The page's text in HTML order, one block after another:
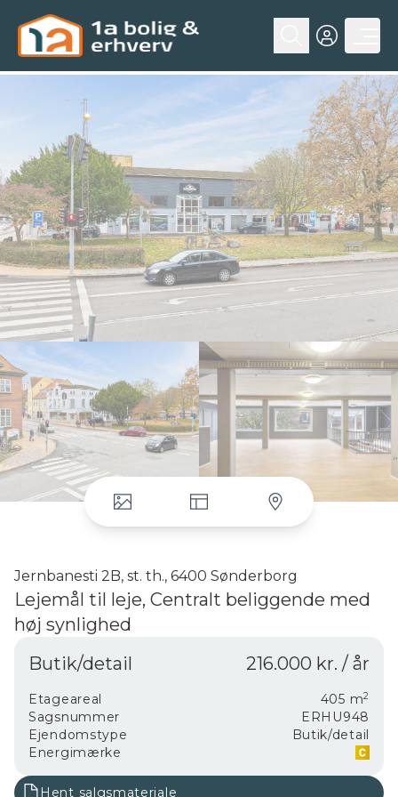
Jernbanesti 2B, st. th., 6400 Sønderborg
Lejemål til leje, Centralt beliggende med
høj synlighed
hjertet af byen, perfekt placeret ved et befærdet
fremragende synlighed, hvilket gør den ideel til både
detailhandel og kontorvirksomhed. Fronten er præget
af en smuk parklignende have, der ikke blot tilfører
charme til lokationen, men også skaber et
Butik/detail 216.000 kr. / år
Etageareal 405 m2
Sagsnummer
ERHU948
Ejendomstype
Butik/detail
Energimærke
Hent salgsmateriale